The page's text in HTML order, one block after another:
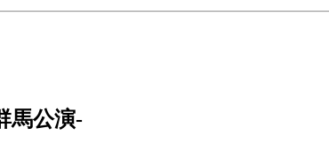
馬公演-